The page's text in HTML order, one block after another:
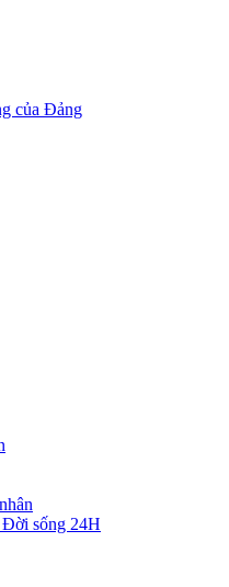
của Đảng
sống 24H